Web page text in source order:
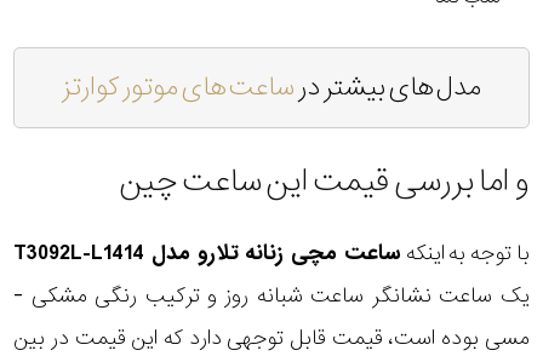
مدل های بیشتر درساعت های موتور کوارتز
و اما بررسی قیمت این ساعت چین
با توجه به اینکه ساعت مچی زنانه تلارو مدل T3092L-L1414
یک ساعت نشانگر ساعت شبانه روز و ترکیب رنگی مشکی -
مسی بوده است، قیمت قابل توجهی دارد که این قیمت در بین